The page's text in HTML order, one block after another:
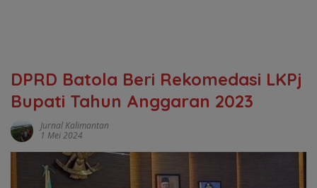
DPRD Batola Beri Rekomedasi LKPj
Bupati Tahun Anggaran 2023
Jurnal Kalimantan
1 Mei 2024